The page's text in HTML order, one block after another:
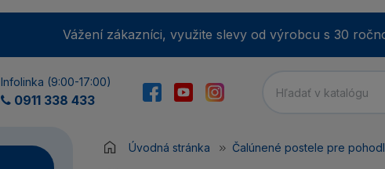
Vážení zákazníci, využite slevy od výrobcu s 30
Infolinka (9:00-17:00)
0911 338 433
Úvodná stránka Čalúnené postele pre